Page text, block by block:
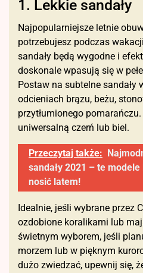
1. Lekkie sandały
Najpopularniejsze letnie
potrzebujesz podczas
sandały będą wygodne i
doskonale wpasują się w
Postaw na subtelne
odcieniach brązu, beżu,
przytłumionego
uniwersalną czerń lub biel.
Przeczytaj także:
sandały 2021 – te
nosić latem!
Idealnie, jeśli wybrane przez
ozdobione koralikami lub
świetnym wyborem, jeśli
morzem lub w pięknym
dużo zwiedzać, upewnij się,